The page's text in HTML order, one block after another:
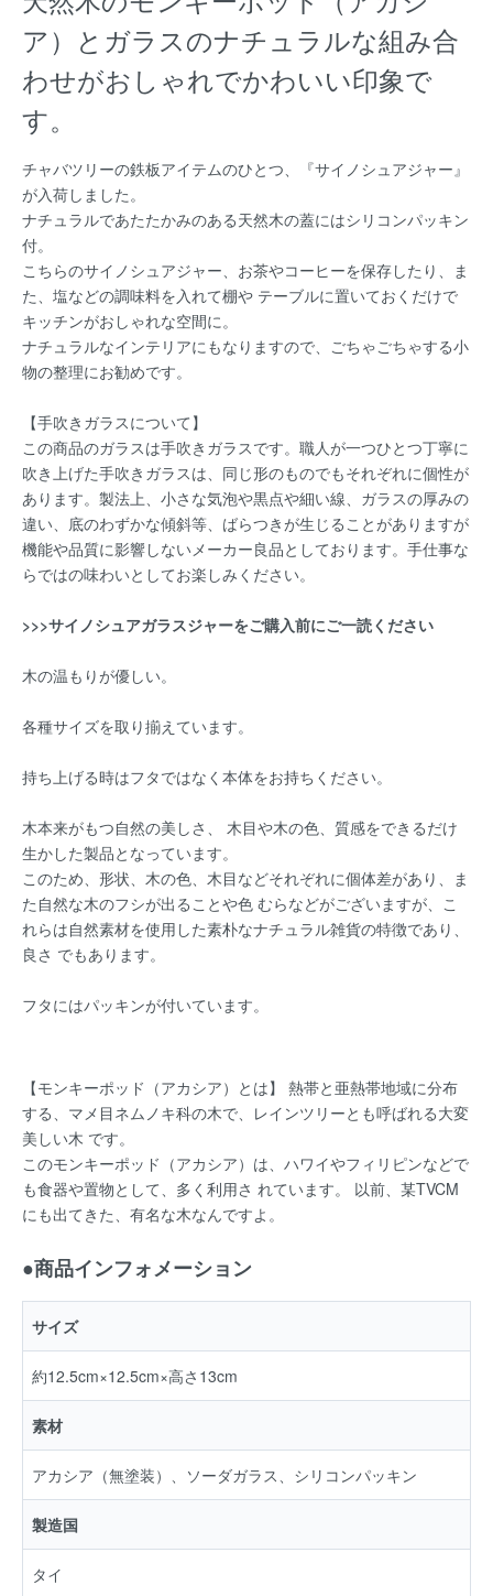
ア）とガラスのナチュラルな組み合
わせがおしゃれでかわいい印象で
す。
チャバツリーの鉄板アイテムのひとつ、『サイノシュアジャー』
が入荷しました。
ナチュラルであたたかみのある天然木の蓋にはシリコンパッキン
付。
こちらのサイノシュアジャー、お茶やコーヒーを保存したり、ま
た、塩などの調味料を入れて棚や テーブルに置いておくだけで
キッチンがおしゃれな空間に。
ナチュラルなインテリアにもなりますので、ごちゃごちゃする小
物の整理にお勧めです。
【手吹きガラスについて】
この商品のガラスは手吹きガラスです。職人が一つひとつ丁寧に
吹き上げた手吹きガラスは、同じ形のものでもそれぞれに個性が
あります。製法上、小さな気泡や黒点や細い線、ガラスの厚みの
違い、底のわずかな傾斜等、ばらつきが生じることがありますが
機能や品質に影響しないメーカー良品としております。手仕事な
らではの味わいとしてお楽しみください。
>>>サイノシュアガラスジャーをご購入前にご一読ください
木の温もりが優しい。
各種サイズを取り揃えています。
持ち上げる時はフタではなく本体をお持ちください。
木本来がもつ自然の美しさ、 木目や木の色、質感をできるだけ
生かした製品となっています。
このため、形状、木の色、木目などそれぞれに個体差があり、ま
た自然な木のフシが出ることや色 むらなどがございますが、こ
れらは自然素材を使用した素朴なナチュラル雑貨の特徴であり、
良さ でもあります。
フタにはパッキンが付いています。
【モンキーポッド（アカシア）とは】 熱帯と亜熱帯地域に分布
する、マメ目ネムノキ科の木で、レインツリーとも呼ばれる大変
美しい木 です。
このモンキーポッド（アカシア）は、ハワイやフィリピンなどで
も食器や置物として、多く利用さ れています。 以前、某TVCM
にも出てきた、有名な木なんですよ。
●商品インフォメーション
サイズ
約12.5cm×12.5cm×高さ13cm
素材
アカシア（無塗装）、ソーダガラス、シリコンパッキン
製造国
タイ